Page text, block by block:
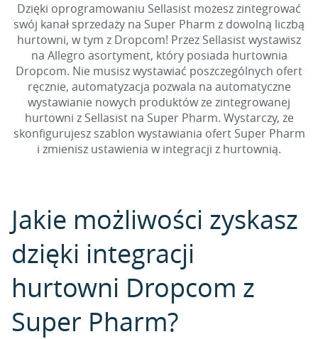
Dzięki oprogramowaniu Sellasist możesz zintegrować
swój kanał sprzedaży na Super Pharm z dowolną liczbą
hurtowni, w tym z Dropcom! Przez Sellasist wystawisz
na Allegro asortyment, który posiada hurtownia
Dropcom. Nie musisz wystawiać poszczególnych ofert
ręcznie, automatyzacja pozwala na automatyczne
wystawianie nowych produktów ze zintegrowanej
hurtowni z Sellasist na Super Pharm. Wystarczy, że
skonfigurujesz szablon wystawiania ofert Super Pharm
i zmienisz ustawienia w integracji z hurtownią.
Jakie możliwości zyskasz
dzięki integracji
hurtowni Dropcom z
Super Pharm?